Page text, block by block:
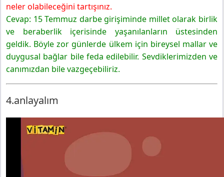
neler olabileceğini tartışınız.
Cevap: 15 Temmuz darbe girişiminde millet olarak birlik
ve beraberlik içerisinde yaşanılanların üstesinden
geldik. Böyle zor günlerde ülkem için bireysel mallar ve
duygusal bağlar bile feda edilebilir. Sevdiklerimizden ve
canımızdan bile vazgeçebiliriz.
4.anlayalım